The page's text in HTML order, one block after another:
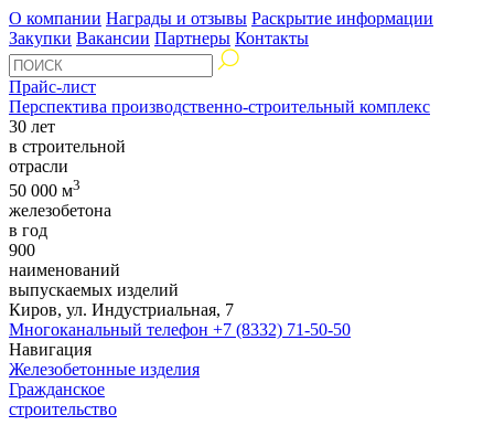
О компании Награды и отзывы Раскрытие информации
Закупки Вакансии Партнеры Контакты
Прайс-лист
Перспектива производственно-строительный комплекс
30 лет
в строительной
отрасли
50 000 м3
железобетона
в год
900
наименований
выпускаемых изделий
Киров, ул. Индустриальная, 7
Многоканальный телефон +7 (8332) 71-50-50
Навигация
Железобетонные изделия
Гражданское
строительство